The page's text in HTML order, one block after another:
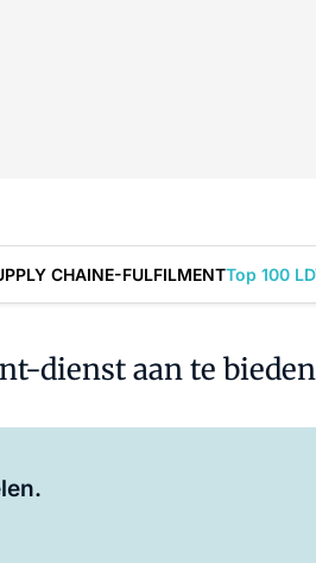
CHAINE-FULFILMENTTop 100
dienst aan te